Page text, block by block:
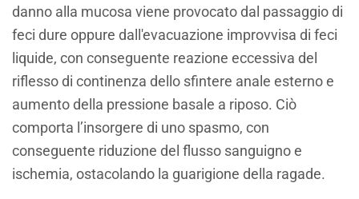
danno alla mucosa viene provocato dal passaggio di
feci dure oppure dall'evacuazione improvvisa di feci
liquide, con conseguente reazione eccessiva del
riflesso di continenza dello sfintere anale esterno e
aumento della pressione basale a riposo. Ciò
comporta l’insorgere di uno spasmo, con
conseguente riduzione del flusso sanguigno e
ischemia, ostacolando la guarigione della ragade.